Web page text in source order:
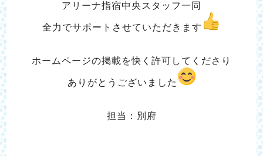
アリーナ指宿中央スタッフ一同
全力でサポートさせていただきます
ホームページの掲載を快く許可してくださり
ありがとうございました
担当：別府